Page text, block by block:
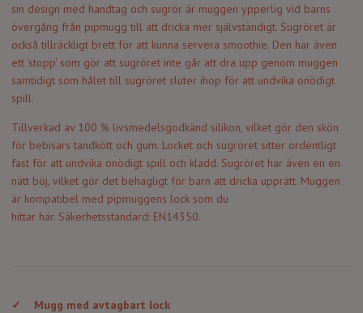
sin design med handtag och sugrör är muggen ypperlig vid barns
övergång från pipmugg till att dricka mer självständigt. Sugröret är
också tillräckligt brett för att kunna servera smoothie. Den har även
ett 'stopp' som gör att sugröret inte går att dra upp genom muggen
samtidigt som hålet till sugröret sluter ihop för att undvika onödigt
spill.
Tillverkad av 100 % livsmedelsgodkänd silikon, vilket gör den skön
för bebisars tandkött och gum. Locket och sugröret sitter ordentligt
fast för att undvika onödigt spill och kladd. Sugröret har även en en
nätt böj, vilket gör det behagligt för barn att dricka upprätt. Muggen
är kompatibel med pipmuggens lock som du
hittar här. Säkerhetsstandard: EN14350.
✓ Mugg med avtagbart lock